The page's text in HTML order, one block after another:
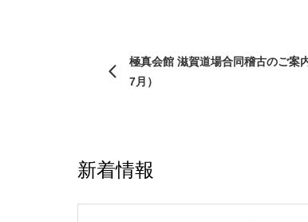
極真会館 滋賀道場合同稽古のご案
7月）
新着情報